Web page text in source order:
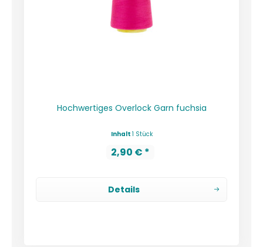
Hochwertiges Overlock Garn fuchsia
Inhalt 1 Stück
2,90 € *
Details